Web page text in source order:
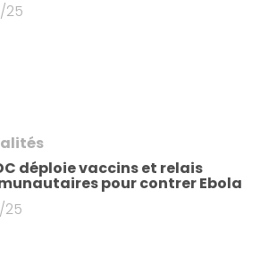
25
déploie vaccins et relais
pour contrer Ebola
25